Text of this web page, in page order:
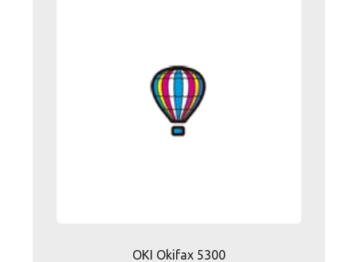
OKI Okifax 5300